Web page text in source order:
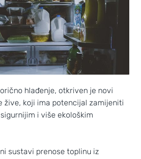
hlađenje, otkriven je novi
žive, koji ima potencijal zamijeniti
i više ekološkim
sustavi prenose toplinu iz